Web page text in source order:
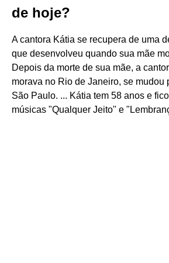
de hoje?
A cantora Kátia se recupera de uma
que desenvolveu quando sua mãe
Depois da morte de sua mãe, a
morava no Rio de Janeiro, se mudou
São Paulo. ... Kátia tem 58 anos e
músicas "Qualquer Jeito" e